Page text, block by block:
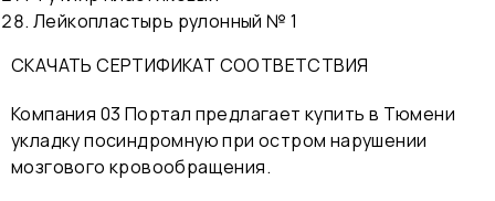
Лейкопластырь рулонный № 1
СКАЧАТЬ СЕРТИФИКАТ СООТВЕТСТВИЯ
Компания 03 Портал предлагает купить в Тюмени
укладку посиндромную при остром нарушении
мозгового кровообращения.